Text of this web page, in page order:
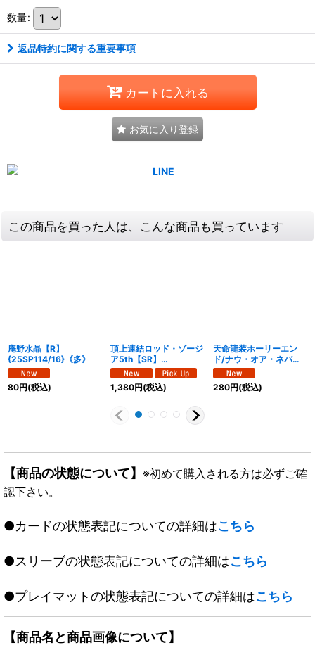
数量:
返品特約に関する重要事項
カートに入れる
お気に入り登録
この商品を買った人は、こんな商品も買っています
庵野水晶【R】
{25SP114/16}《多》
80円(税込)
頂上連結ロッド・ゾージ
ア5th【SR】
{25SP15/16}《多》
1,380円(税込)
天命龍装ホーリーエン
ド/ナウ・オア・ネバー
【SR】{25SP13/16}
《多》
280円(税込)
【商品の状態について】 ※初めて購入される方は必ずご確
認下さい。
●カードの状態表記についての詳細はこちら
●スリーブの状態表記についての詳細はこちら
●プレイマットの状態表記についての詳細はこちら
【商品名と商品画像について】